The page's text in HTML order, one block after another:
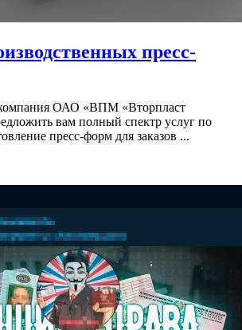
пресс-
ОАО «ВПМ «Вторпласт
вам полный спектр услуг по
пресс-форм для заказов ...